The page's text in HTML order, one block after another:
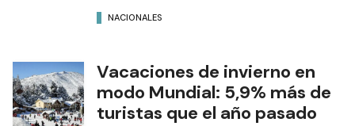
NACIONALES
Vacaciones de invierno en
modo Mundial: 5,9% más de
turistas que el año pasado